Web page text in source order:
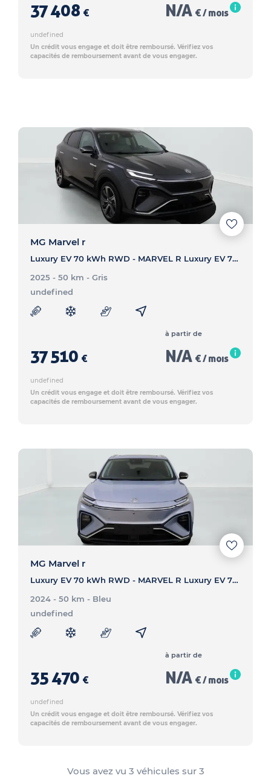
37 408 € N/A € / mois
undefined
Un crédit vous engage et doit être remboursé. Vérifiez vos
capacités de remboursement avant de vous engager.
MG Marvel r
Luxury EV 70 kWh RWD - MARVEL R Luxury EV 70 kWh RWD
2025 - 50 km - Gris
undefined
37 510 €
à partir de
N/A € / mois
undefined
Un crédit vous engage et doit être remboursé. Vérifiez vos
capacités de remboursement avant de vous engager.
MG Marvel r
Luxury EV 70 kWh RWD - MARVEL R Luxury EV 70 kWh RWD
2024 - 50 km - Bleu
undefined
35 470 €
à partir de
N/A € / mois
undefined
Un crédit vous engage et doit être remboursé. Vérifiez vos
capacités de remboursement avant de vous engager.
Vous avez vu 3 véhicules sur 3